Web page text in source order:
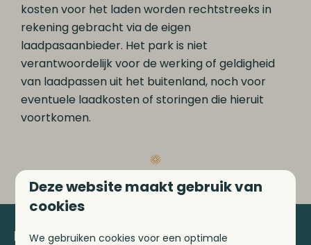
kosten voor het laden worden rechtstreeks in
rekening gebracht via de eigen
laadpasaanbieder. Het park is niet
verantwoordelijk voor de werking of geldigheid
van laadpassen uit het buitenland, noch voor
eventuele laadkosten of storingen die hieruit
voortkomen.
Blijf op de hoogte!
Deze website maakt gebruik van
cookies
We gebruiken cookies voor een optimale